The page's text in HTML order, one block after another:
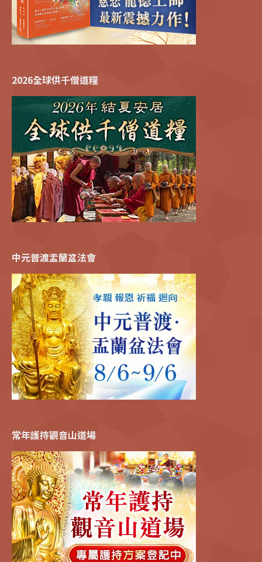
2026全球供千僧道糧
中元普渡盂蘭盆法會
常年護持觀音山道場